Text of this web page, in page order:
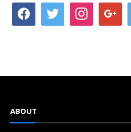
facebook twitter instagramgoogle
ABOUT